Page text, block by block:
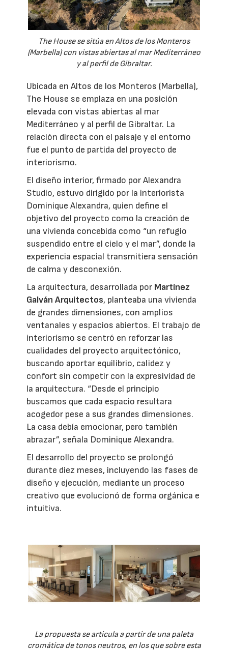
The House se sitúa en Altos de los Monteros
(Marbella) con vistas abiertas al mar Mediterráneo
y al perfil de Gibraltar.
Ubicada en Altos de los Monteros (Marbella),
The House se emplaza en una posición
elevada con vistas abiertas al mar
Mediterráneo y al perfil de Gibraltar. La
relación directa con el paisaje y el entorno
fue el punto de partida del proyecto de
interiorismo.
El diseño interior, firmado por Alexandra
Studio, estuvo dirigido por la interiorista
Dominique Alexandra, quien define el
objetivo del proyecto como la creación de
una vivienda concebida como “un refugio
suspendido entre el cielo y el mar”, donde la
experiencia espacial transmitiera sensación
de calma y desconexión.
La arquitectura, desarrollada por Martínez
Galván Arquitectos, planteaba una vivienda
de grandes dimensiones, con amplios
ventanales y espacios abiertos. El trabajo de
interiorismo se centró en reforzar las
cualidades del proyecto arquitectónico,
buscando aportar equilibrio, calidez y
confort sin competir con la expresividad de
la arquitectura. “Desde el principio
buscamos que cada espacio resultara
acogedor pese a sus grandes dimensiones.
La casa debía emocionar, pero también
abrazar”, señala Dominique Alexandra.
El desarrollo del proyecto se prolongó
durante diez meses, incluyendo las fases de
diseño y ejecución, mediante un proceso
creativo que evolucionó de forma orgánica e
intuitiva.
La propuesta se articula a partir de una paleta
cromática de tonos neutros, en los que sobre esta